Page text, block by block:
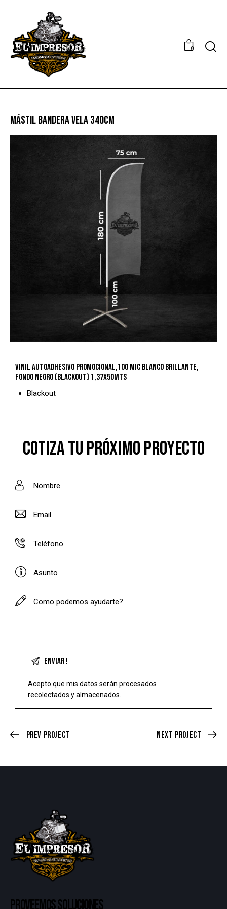
0
MÁSTIL BANDERA VELA 340CM
VINIL AUTOADHESIVO PROMOCIONAL,100 MIC BLANCO BRILLANTE,
FONDO NEGRO (BLACKOUT) 1,37X50MTS
Blackout
COTIZA TU PRÓXIMO PROYECTO
Acepto que mis datos serán procesados
recolectados y almacenados
Prev Project Next Project
PROVEEMOS SOLUCIONES